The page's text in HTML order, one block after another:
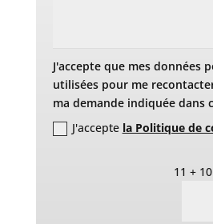
J'accepte que mes données
utilisées pour me
ma demande indiquée dans
J'accepte la Politique de
11 + 10